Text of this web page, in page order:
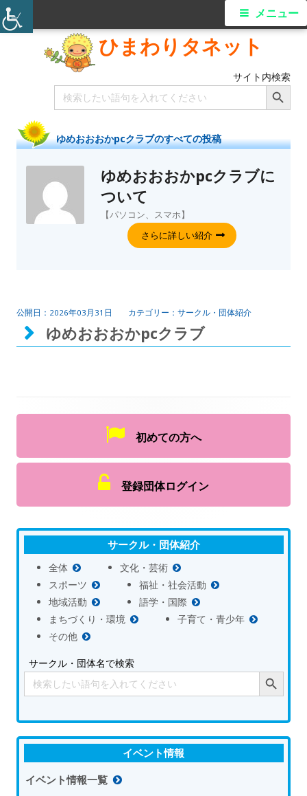
ひまわりタネット
サイト内検索
Search
for:
Search Button
メニュー
ゆめおおおかpcクラブのすべての投稿
ゆめおおおかpcクラブに
ついて
【パソコン、スマホ】
さらに詳しい紹介
2026年03月31日 サークル・団体紹介
ゆめおおおかpcクラブ
初めての方へ
登録団体ログイン
サークル・団体紹介
全体
文化・芸術
スポーツ
福祉・社会活動
地域活動
語学・国際
まちづくり・環境
子育て・青少年
その他
サークル・団体名で検索
Search
for:
Search Button
イベント情報
イベント情報一覧